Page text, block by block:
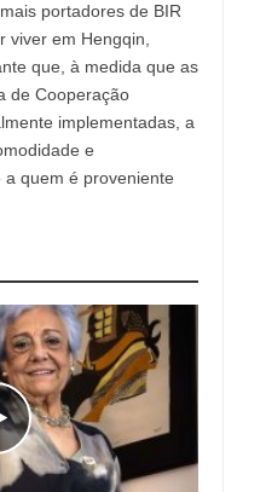
portadores de BIR
viver em Hengqin,
que, à medida que as
de Cooperação
implementadas, a
e
quem é proveniente